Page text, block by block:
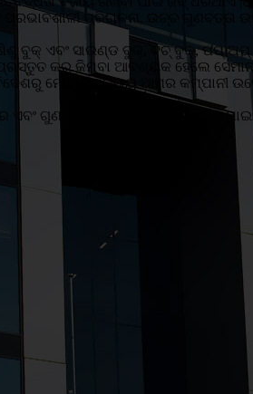
ପ୍ରଭାବଶାଳୀ ପରିଚାଳନା, ଉଚ୍ଚ
ଏବଂ ସାଉଣ୍ଡ ବୁକ୍, ଟଚ୍ ବୁକ୍, ପପ୍ ଅପ୍
କରୁ କିମ୍ବା ଆବଶ୍ୟକ ହେଲେ
ମୋଟ ବ୍ୟବସାୟ ଆମର କମ୍ପାନୀ
ଗୁଣବତ୍ତା ପ୍ରଥମ ସ୍ଥାନରେ